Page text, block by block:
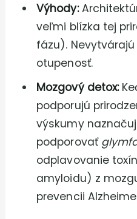
Výhody:
veľmi blízka tej
fázu).
otupenosť.
Mozgový detox:
podporujú
výskumy
podporovať
odplavovanie
amyloidu) z
prevencii